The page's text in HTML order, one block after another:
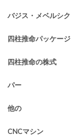
バジス・メベルシク
四柱推命パッケージ
四柱推命の株式
パー
他の
CNCマシン